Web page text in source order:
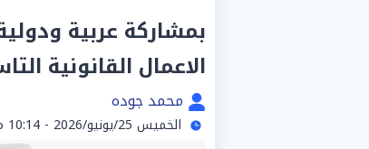
بمشاركة عربية
الاعمال القانونية
محمد جوده
الخميس 25/يونيو/2026 - 10:14 م